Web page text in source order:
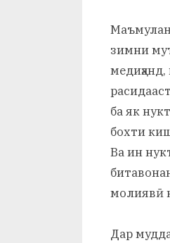
зимни
ба як
бохти
Ва ин
молиявӣ
Дар